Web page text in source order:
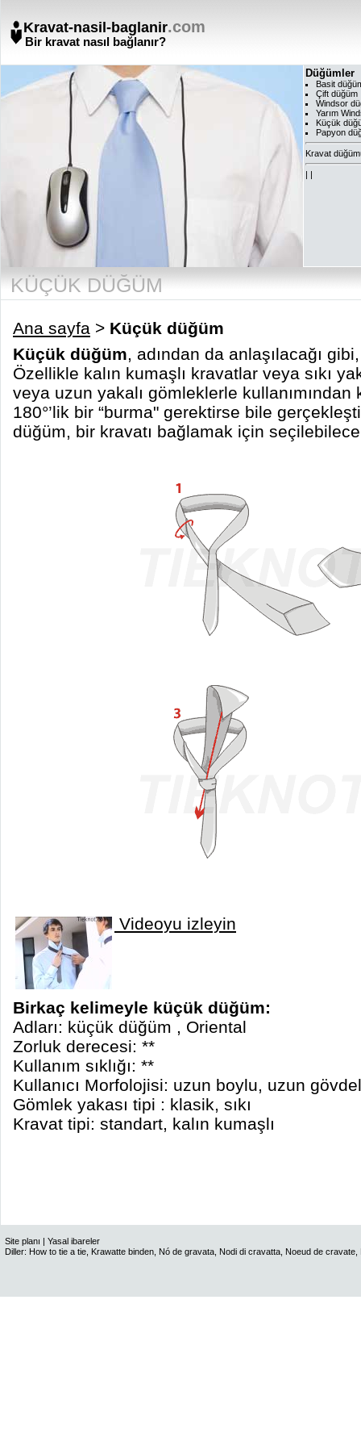
Kravat-nasil-baglanir.com
Bir kravat nasıl bağlanır?
Düğümler
Basit
Çift düğüm
Windsor
Yarım
Küçük
Papyon
Kravat
| |
KÜÇÜK DÜĞÜM
Ana sayfa > Küçük düğüm
Küçük düğüm, adından da anlaşılacağı
Özellikle kalın kumaşlı kravatlar veya sıkı
veya uzun yakalı gömleklerle kullanımından
180°’lik bir “burma" gerektirse bile
düğüm, bir kravatı bağlamak için
Videoyu izleyin
Birkaç kelimeyle küçük düğüm:
Adları: küçük düğüm , Oriental
Zorluk derecesi: **
Kullanım sıklığı: **
Kullanıcı Morfolojisi: uzun boylu, uzun
Gömlek yakası tipi : klasik, sıkı
Kravat tipi: standart, kalın kumaşlı
Site planı | Yasal ibareler
Diller: How to tie a tie Krawatte binden Nó de gravata Nodi di cravatta Noeud de cravate